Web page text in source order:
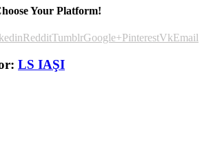
Your Platform!
RedditTumblrGoogle+PinterestVkEmail
LS IAŞI